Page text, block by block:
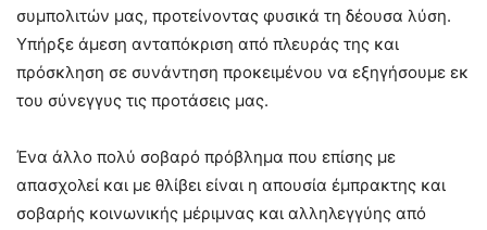
συμπολιτών μας, προτείνοντας φυσικά τη δέουσα λύση.
Υπήρξε άμεση ανταπόκριση από πλευράς της και
πρόσκληση σε συνάντηση προκειμένου να εξηγήσουμε εκ
του σύνεγγυς τις προτάσεις μας.
Ένα άλλο πολύ σοβαρό πρόβλημα που επίσης με
απασχολεί και με θλίβει είναι η απουσία έμπρακτης και
σοβαρής κοινωνικής μέριμνας και αλληλεγγύης από